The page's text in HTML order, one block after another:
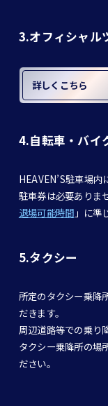
3.オフィシャル
詳しくこちら
4.自転車・バイ
HEAVEN’S駐車場内
駐車券は必要ありま
退場可能時間 」に準
5.タクシー
所定のタクシー乗降
だきます。
周辺道路等での乗り
タクシー乗降所の場
ださい。